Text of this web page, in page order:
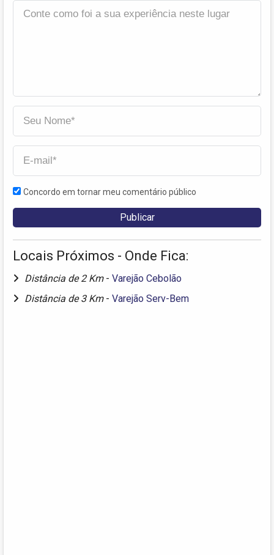
Concordo em tornar meu comentário público
Locais Próximos - Onde Fica:
Distância de 2 Km - Varejão Cebolão
Distância de 3 Km - Varejão Serv-Bem